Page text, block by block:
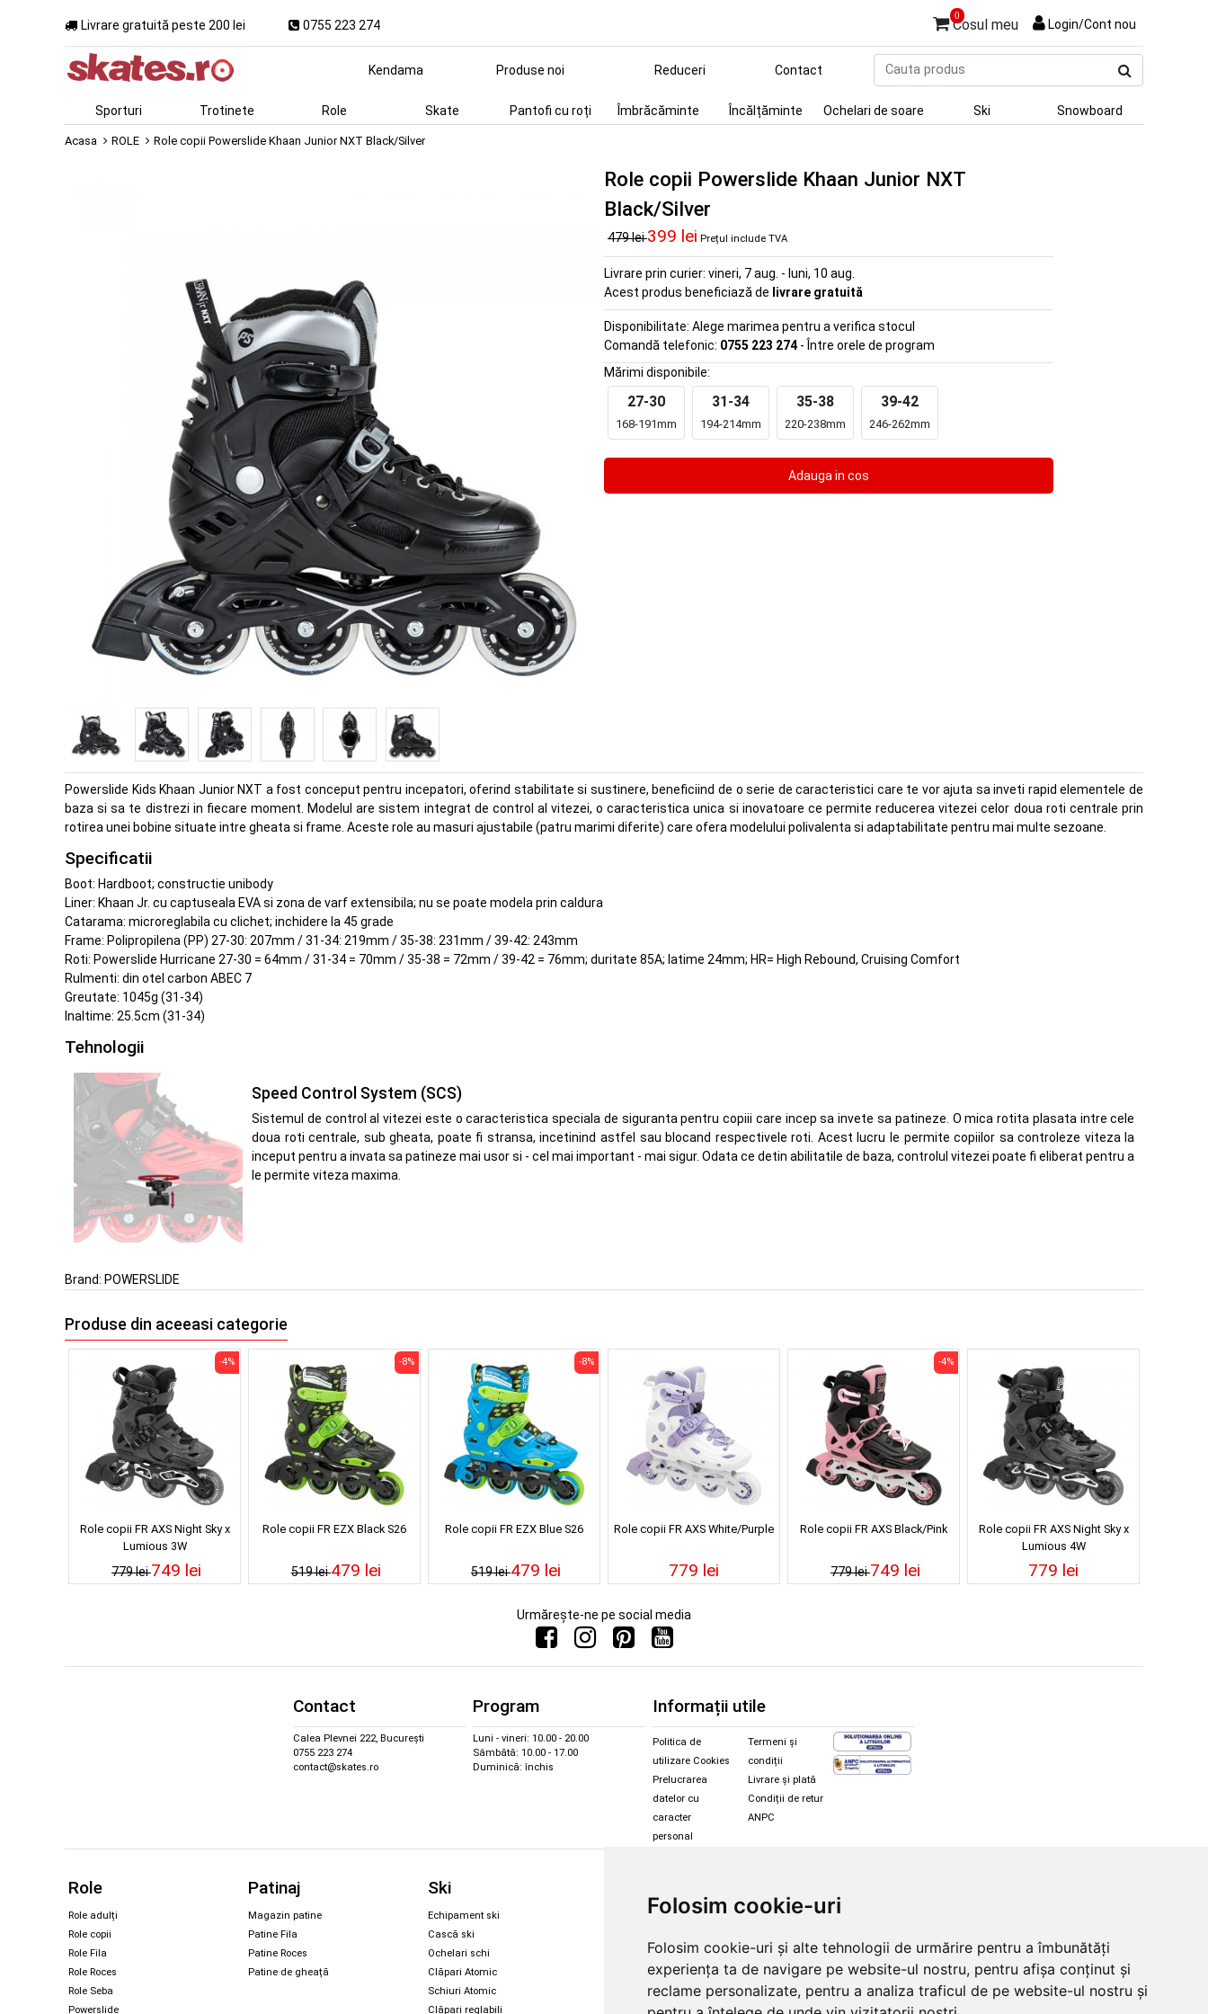
Folosim cookie-uri
Folosim cookie-uri și alte tehnologii de urmărire pentru a îmbunătăți
experiența ta de navigare pe website-ul nostru, pentru afișa conținut și
reclame personalizate, pentru a analiza traficul de pe website-ul nostru și
Livrare gratuită peste 200 lei 0755 223 274
0
Cosul meu Login/Cont nou
produs
Kendama Produse noi Reduceri Contact
Sporturi Trotinete Role Skate Pantofi cu roți Îmbrăcăminte Încălțăminte Ochelari de soare Ski Snowboard
Acasa ROLE Role copii Powerslide Khaan Junior NXT Black/Silver
Role copii Powerslide Khaan Junior NXT
Black/Silver
479 lei399 lei Prețul include TVA
Livrare prin curier: vineri, 7 aug. - luni, 10 aug.
Acest produs beneficiază de livrare gratuită
Disponibilitate: Alege marimea pentru a verifica stocul
Comandă telefonic: 0755 223 274 - Între orele de program
Mărimi disponibile:
27-30
168-191mm
31-34
194-214mm
35-38
220-238mm
39-42
246-262mm
Powerslide Kids Khaan Junior NXT a fost conceput pentru incepatori, oferind stabilitate si sustinere, beneficiind de o serie de caracteristici care te vor ajuta sa inveti rapid elementele de
baza si sa te distrezi in fiecare moment. Modelul are sistem integrat de control al vitezei, o caracteristica unica si inovatoare ce permite reducerea vitezei celor doua roti centrale prin
rotirea unei bobine situate intre gheata si frame. Aceste role au masuri ajustabile (patru marimi diferite) care ofera modelului polivalenta si adaptabilitate pentru mai multe sezoane.
Specificatii
Boot: Hardboot; constructie unibody
Liner: Khaan Jr. cu captuseala EVA si zona de varf extensibila; nu se poate modela prin caldura
Catarama: microreglabila cu clichet; inchidere la 45 grade
Frame: Polipropilena (PP) 27-30: 207mm / 31-34: 219mm / 35-38: 231mm / 39-42: 243mm
Roti: Powerslide Hurricane 27-30 = 64mm / 31-34 = 70mm / 35-38 = 72mm / 39-42 = 76mm; duritate 85A; latime 24mm; HR= High Rebound, Cruising Comfort
Rulmenti: din otel carbon ABEC 7
Greutate: 1045g (31-34)
Inaltime: 25.5cm (31-34)
Tehnologii
Speed Control System (SCS)
Sistemul de control al vitezei este o caracteristica speciala de siguranta pentru copiii care incep sa invete sa patineze. O mica rotita plasata intre cele
doua roti centrale, sub gheata, poate fi stransa, incetinind astfel sau blocand respectivele roti. Acest lucru le permite copiilor sa controleze viteza la
inceput pentru a invata sa patineze mai usor si - cel mai important - mai sigur. Odata ce detin abilitatile de baza, controlul vitezei poate fi eliberat pentru a
le permite viteza maxima.
Brand: POWERSLIDE
Produse din aceeasi categorie
Role copii FR AXS Night Sky x
Lumious 3W
779 lei
-4%
749 lei
Role copii FR EZX Black S26
519 lei
-8%
479 lei
Role copii FR EZX Blue S26
519 lei
-8%
479 lei
Role copii FR AXS White/Purple
779 lei
Role copii FR AXS Black/Pink
779 lei
-4%
749 lei
Role copii FR AXS Night Sky x
Lumious 4W
779 lei
Urmărește-ne pe social media
Contact
Calea Plevnei 222, București
0755 223 274
contact@skates.ro
Program
Luni - vineri: 10.00 - 20.00
Sâmbătă: 10.00 - 17.00
Duminică: închis
Informații utile
Politica de
utilizare Cookies
Prelucrarea
datelor cu
caracter
personal
Termeni și
condiții
Livrare și plată
Condiții de retur
ANPC
Role
Role adulți
Role copii
Role Fila
Role Roces
Role Seba
Powerslide
Patinaj
Magazin patine
Patine Fila
Patine Roces
Patine de gheață
Ski
Echipament ski
Cască ski
Ochelari schi
Clăpari Atomic
Schiuri Atomic
Clăpari reglabili
Magazin snowboard
Legături Rome SDS
Skate & longboard
Îmbrăcăminte schi și snowboard
Căști și ochelari Alpina
Ochelari Oakley
Ochelari Alpina
Ochelari de soare Oakley
Ochelari de soare Alpina
Intretinere manusi